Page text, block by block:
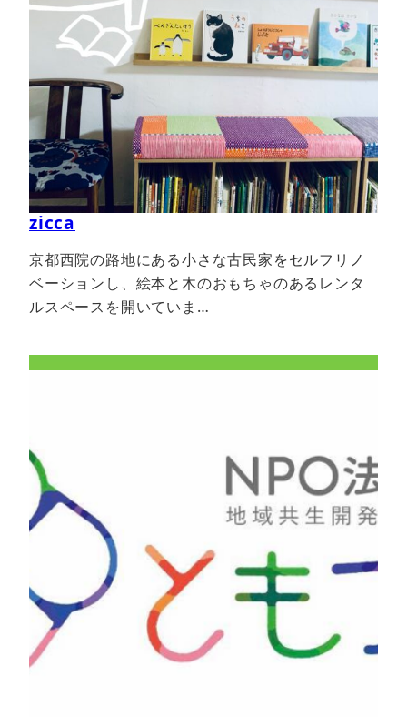
zicca
京都西院の路地にある小さな古民家をセルフリノ
ベーションし、絵本と木のおもちゃのあるレンタ
ルスペースを開いていま…